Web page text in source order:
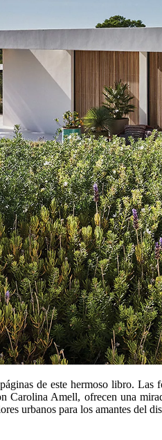
de este hermoso libro.
Carolina Amell, ofrecen una
urbanos para los amantes del